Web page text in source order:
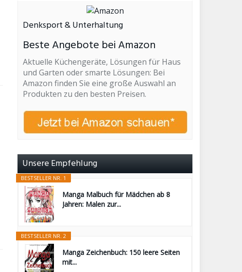
Denksport & Unterhaltung
Beste Angebote bei Amazon
Aktuelle Küchengeräte, Lösungen für Haus
und Garten oder smarte Lösungen: Bei
Amazon finden Sie eine große Auswahl an
Produkten zu den besten Preisen.
Unsere Empfehlung
BESTSELLER NR. 1
Manga Malbuch für Mädchen ab 8
Jahren: Malen zur...
BESTSELLER NR. 2
Manga Zeichenbuch: 150 leere Seiten
mit...